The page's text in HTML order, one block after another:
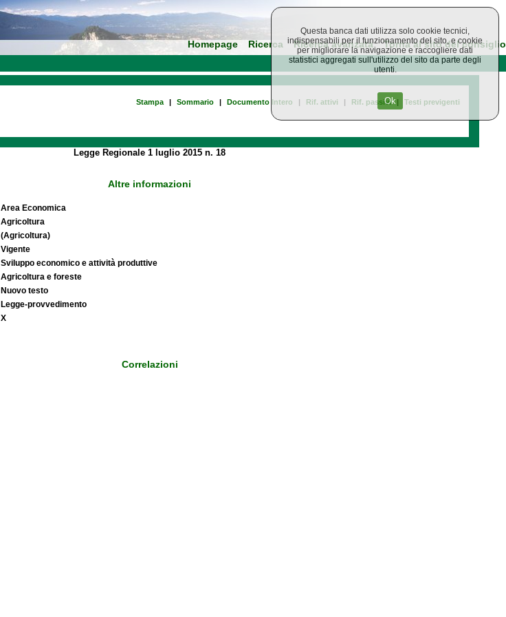
Homepage Ricerca Ricerca avanzata Torna al sito del consiglio
Stampa | Sommario | Documento Intero | Rif. attivi | Rif. passivi | Testi previgenti
Legge Regionale 1 luglio 2015 n. 18
Altre informazioni
Area Economica
Agricoltura
(Agricoltura)
Vigente
Sviluppo economico e attività produttive
Agricoltura e foreste
Nuovo testo
Legge-provvedimento
X
Correlazioni
Questa banca dati utilizza solo cookie tecnici,
indispensabili per il funzionamento del sito, e cookie
per migliorare la navigazione e raccogliere dati
statistici aggregati sull'utilizzo del sito da parte degli
utenti.
Ok